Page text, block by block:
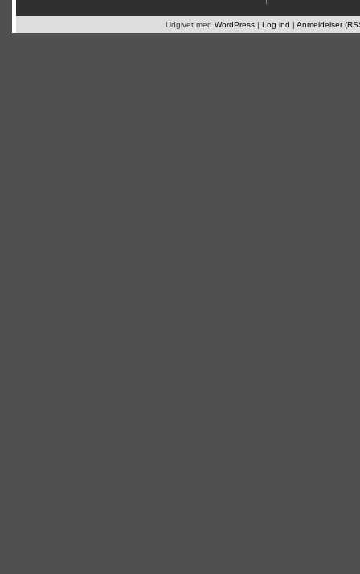
Udgivet med WordPress | Log ind | Anmeldelser